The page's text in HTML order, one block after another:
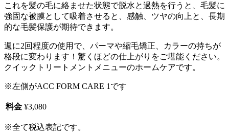
これを髪の毛に絡ませた状態で脱水と過熱を行うと、毛髪に
強固な被膜として吸着させると、感触、ツヤの向上と、長期
的な毛髪保護が期待できます。
週に2回程度の使用で、パーマや縮毛矯正、カラーの持ちが
格段に変わります！驚くほどの仕上がりをご堪能ください。
クイックトリートメントメニューのホームケアです。
※左側がACC FORM CARE 1です
料金 ¥3,080
※全て税込表記です。